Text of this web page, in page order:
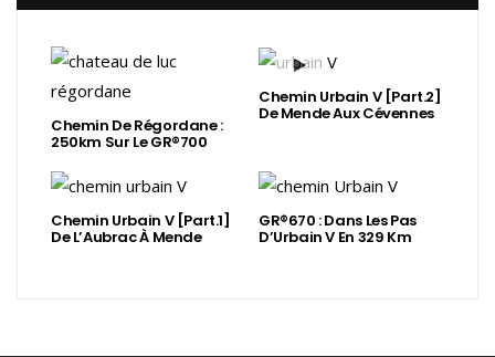
Chemin De Régordane :
250km Sur Le GR®700
Chemin Urbain V [Part.2]
De Mende Aux Cévennes
Chemin Urbain V [Part.1]
De L’Aubrac À Mende
GR®670 : Dans Les Pas
D’Urbain V En 329 Km